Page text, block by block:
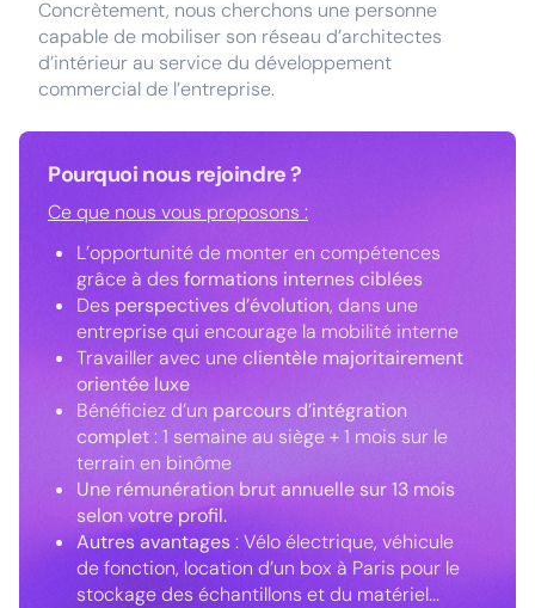
Concrètement, nous cherchons une personne
capable de mobiliser son réseau d’architectes
d’intérieur au service du développement
commercial de l’entreprise.
Pourquoi nous rejoindre ?
Ce que nous vous proposons :
L’opportunité de monter en compétences
grâce à des formations internes ciblées
Des perspectives d’évolution, dans une
entreprise qui encourage la mobilité interne
Travailler avec uneclientèle majoritairement
orientée luxe
Bénéficiez d’un parcours d’intégration
complet: 1 semaine au siège + 1 mois sur le
terrain en binôme
Une rémunération brut annuelle sur 13 mois
selon votre profil.
Autres avantages: Vélo électrique, véhicule
de fonction, location d’un box à Paris pour le
stockage des échantillons et du matériel...